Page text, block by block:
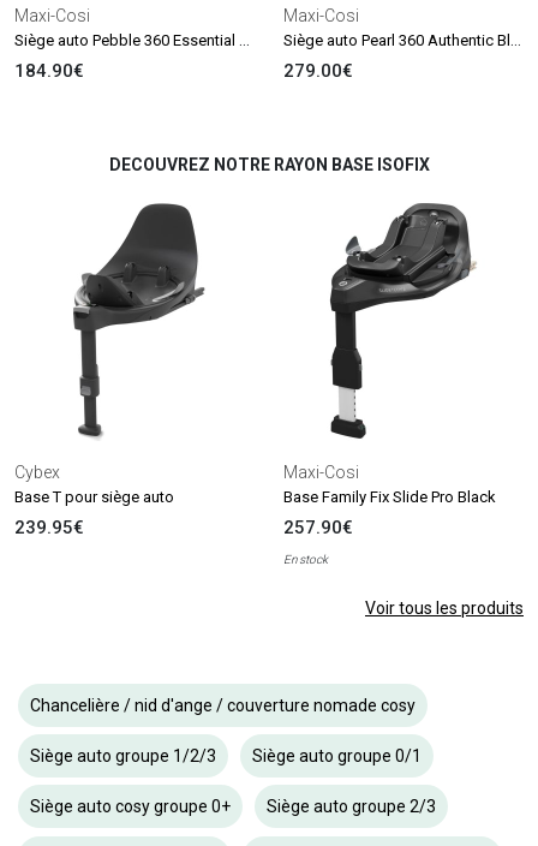
Maxi-Cosi
Siège auto Pebble 360 Essential Black (groupe 0+)
184.90€
Maxi-Cosi
Siège auto Pearl 360 Authentic Black (groupe 0+-1)
279.00€
DECOUVREZ NOTRE RAYON BASE ISOFIX
Cybex
Base T pour siège auto
239.95€
Maxi-Cosi
Base Family Fix Slide Pro Black
257.90€
En stock
Voir tous les produits
Chancelière / nid d'ange / couverture nomade cosy
Siège auto groupe 1/2/3 Siège auto groupe 0/1
Siège auto cosy groupe 0+ Siège auto groupe 2/3